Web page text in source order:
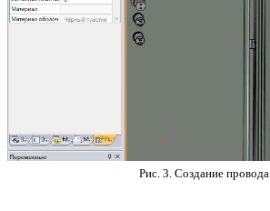
Рис. 3. Создание провода